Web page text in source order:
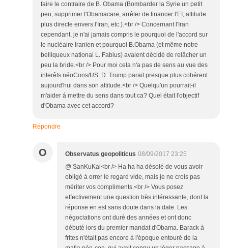
faire le contraire de B. Obama (Bombarder la Syrie un petit
peu, supprimer l'Obamacare, arrêter de financer l'EI, attitude
plus directe envers l'Iran, etc.).<br /> Concernant l'Iran
cependant, je n'ai jamais compris le pourquoi de l'accord sur
le nucléaire Iranien et pourquoi B.Obama (et même notre
belliqueux national L. Fabius) avaient décidé de relâcher un
peu la bride.<br /> Pour moi cela n'a pas de sens au vue des
interêts néoCons/US. D. Trump parait presque plus cohérent
aujourd'hui dans son attitude.<br /> Quelqu'un pourrait-il
m'aider á mettre du sens dans tout ca? Quel était l'objectif
d'Obama avec cet accord?
Répondre
O Observatus geopoliticus 08/09/2017 23:25
@ SanKuKai<br /> Ha ha ha désolé de vous avoir
obligé à errer le regard vide, mais je ne crois pas
mériter vos compliments.<br /> Vous posez
effectivement une question très intéressante, dont la
réponse en est sans doute dans la date. Les
négociations ont duré des années et ont donc
débuté lors du premier mandat d'Obama. Barack à
frites n'était pas encore à l'époque entouré de la